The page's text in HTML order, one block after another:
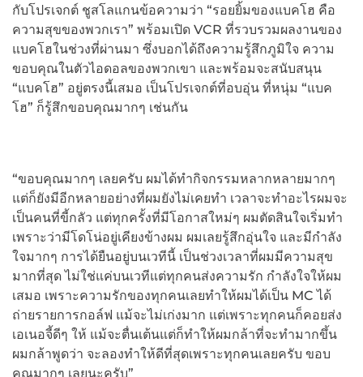
กับโปรเจกต์ ชูสโลแกนข้อความว่า “รอยยิ้มของแบคโฮ​ คือ
ความสุขของพวกเรา” พร้อมเปิด VCR ที่รวบรวมผลงานของ
แบคโฮในช่วงที่ผ่านมา ซึ่งบอกได้ถึงความรู้สึกภูมิใจ ความ
ขอบคุณในตัวไอดอลของพวกเขา และพร้อมจะสนับสนุน
“แบคโฮ” อยู่ตรงนี้เสมอ เป็นโปรเจกต์ที่อบอุ่น ที่หนุ่ม “แบค
โฮ” ก็รู้สึกขอบคุณมากๆ เช่นกัน
“ขอบคุณมากๆ เลยครับ ผมได้ทำกิจกรรมหลากหลายมากๆ
แต่ก็ยังมีอีกหลายอย่างที่ผมยังไม่เคยทำ เวลาจะทำอะไรผมจะ
เป็นคนที่ขี้กลัว แต่ทุกครั้งที่มีโอกาสใหม่ๆ ผมตัดสินใจเริ่มทำ
เพราะว่ามีโดโน่อยู่เคียงข้างผม ผมเลยรู้สึกอุ่นใจ และมีกำลัง
ใจมากๆ การได้ยืนอยู่บนเวทีนี้ เป็นช่วงเวลาที่ผมมีความสุข
มากที่สุด ไม่ใช่แค่บนเวทีแต่ทุกคนส่งความรัก กำลังใจให้ผม
เสมอ เพราะความรักของทุกคนเลยทำให้ผมได้เป็น MC ได้
ถ่ายรายการกอล์ฟ แม้จะไม่เก่งมาก แต่เพราะทุกคนก็คอยส่ง
เอเนอจี้ดีๆ ให้ แม้จะตื่นเต้นแต่ก็ทำให้ผมกล้าที่จะทำมากขึ้น
ผมกล้าพูดว่า จะลองทำให้ดีที่สุดเพราะทุกคนเลยครับ ขอบ
คุณมากๆ เลยนะครับ”